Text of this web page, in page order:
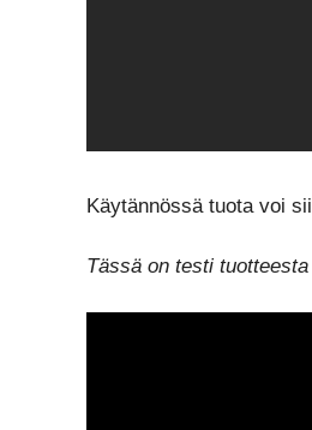
Käytännössä tuota voi
Tässä on testi